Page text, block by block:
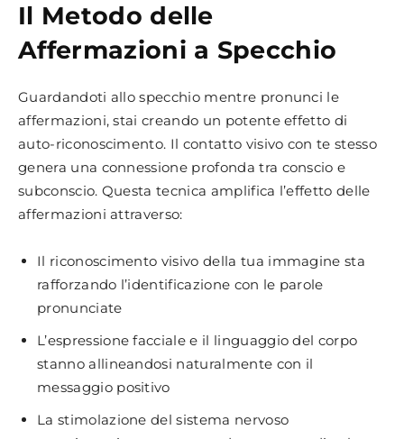
Il Metodo delle
Affermazioni a Specchio
Guardandoti allo specchio mentre pronunci le
affermazioni, stai creando un potente effetto di
auto-riconoscimento. Il contatto visivo con te stesso
genera una connessione profonda tra conscio e
subconscio. Questa tecnica amplifica l’effetto delle
affermazioni attraverso:
Il riconoscimento visivo della tua immagine sta
rafforzando l’identificazione con le parole
pronunciate
L’espressione facciale e il linguaggio del corpo
stanno allineandosi naturalmente con il
messaggio positivo
La stimolazione del sistema nervoso